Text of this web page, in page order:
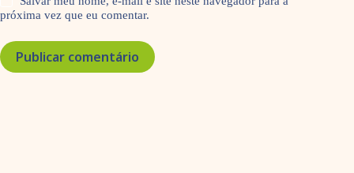
próxima vez que eu comentar.
Publicar comentário